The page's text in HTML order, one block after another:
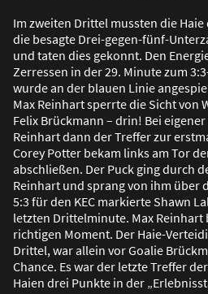
Im zweiten Drittel mussten die
die besagte Drei-gegen-fünf-
und taten dies gekonnt. Den
Zerressen in der 29. Minute zum
wurde an der blauen Linie
Max Reinhart sperrte die Sicht von
Felix Brückmann – drin! Bei
Reinhart dann der Treffer zur
Corey Potter bekam links am Tor
abschließen. Der Puck ging durch
Reinhart und sprang von ihm über
5:3 für den KEC markierte Shawn
letzten Drittelminute. Max Reinhart
richtigen Moment. Der Haie-
Drittel, war allein vor Goalie
Chance. Es war der letzte Treffer
Haien drei Punkte in der